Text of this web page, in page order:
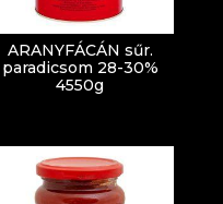
ARANYFÁCÁN sűr.
paradicsom 28-30%
4550g